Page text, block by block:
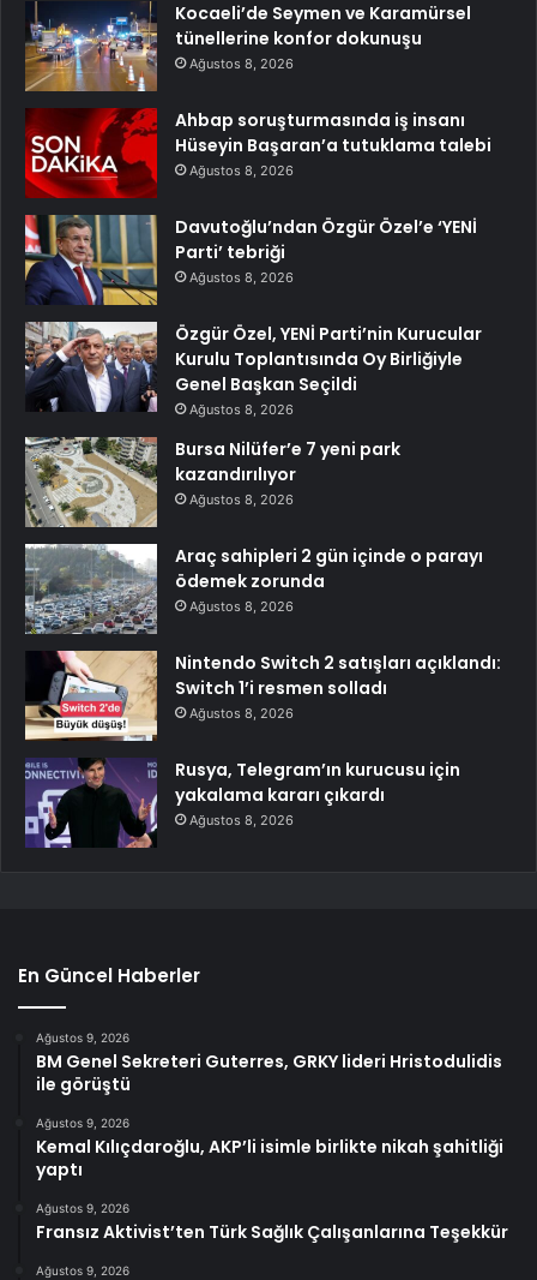
Kocaeli’de Seymen ve Karamürsel
tünellerine konfor dokunuşu
Ağustos 8, 2026
Ahbap soruşturmasında iş insanı
Hüseyin Başaran’a tutuklama talebi
Ağustos 8, 2026
Davutoğlu’ndan Özgür Özel’e ‘YENİ
Parti’ tebriği
Ağustos 8, 2026
Özgür Özel, YENİ Parti’nin Kurucular
Kurulu Toplantısında Oy Birliğiyle
Genel Başkan Seçildi
Ağustos 8, 2026
Bursa Nilüfer’e 7 yeni park
kazandırılıyor
Ağustos 8, 2026
Araç sahipleri 2 gün içinde o parayı
ödemek zorunda
Ağustos 8, 2026
Nintendo Switch 2 satışları açıklandı:
Switch 1’i resmen solladı
Ağustos 8, 2026
Rusya, Telegram’ın kurucusu için
yakalama kararı çıkardı
Ağustos 8, 2026
En Güncel Haberler
Ağustos 9, 2026
BM Genel Sekreteri Guterres, GRKY lideri Hristodulidis
ile görüştü
Ağustos 9, 2026
Kemal Kılıçdaroğlu, AKP’li isimle birlikte nikah şahitliği
yaptı
Ağustos 9, 2026
Fransız Aktivist’ten Türk Sağlık Çalışanlarına Teşekkür
Ağustos 9, 2026